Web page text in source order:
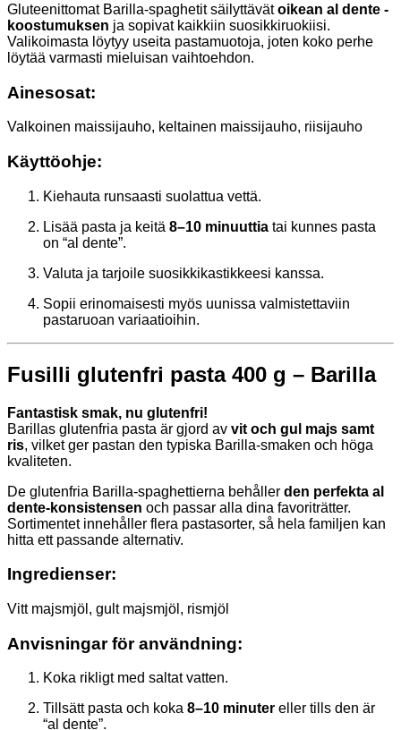
Gluteenittomat Barilla-spaghetit säilyttävätoikean al dente -
koostumuksen ja sopivat kaikkiin suosikkiruokiisi.
Valikoimasta löytyy useita pastamuotoja, joten koko perhe
löytää varmasti mieluisan vaihtoehdon.
Ainesosat:
Valkoinen maissijauho, keltainen maissijauho, riisijauho
Käyttöohje:
Kiehauta runsaasti suolattua vettä.
Lisää pasta ja keitä 8–10 minuuttia tai kunnes pasta
on “al dente”.
Valuta ja tarjoile suosikkikastikkeesi kanssa.
Sopii erinomaisesti myös uunissa valmistettaviin
pastaruoan variaatioihin.
Fusilli glutenfri pasta 400 g – Barilla
Fantastisk smak, nu glutenfri!
Barillas glutenfria pasta är gjord av vit och gul majs samt
ris, vilket ger pastan den typiska Barilla-smaken och höga
kvaliteten.
De glutenfria Barilla-spaghettierna behåller den perfekta al
dente-konsistensen och passar alla dina favoriträtter.
Sortimentet innehåller flera pastasorter, så hela familjen kan
hitta ett passande alternativ.
Ingredienser:
Vitt majsmjöl, gult majsmjöl, rismjöl
Anvisningar för användning:
Koka rikligt med saltat vatten.
Tillsätt pasta och koka 8–10 minuter eller tills den är
“al dente”.